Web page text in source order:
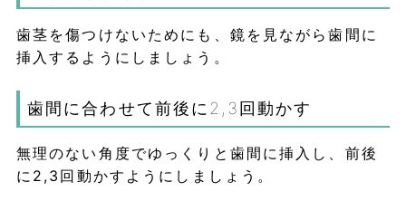
歯茎を傷つけないためにも、鏡を見ながら歯間に
挿入するようにしましょう。
歯間に合わせて前後に2,3回動かす
無理のない角度でゆっくりと歯間に挿入し、前後
に2,3回動かすようにしましょう。